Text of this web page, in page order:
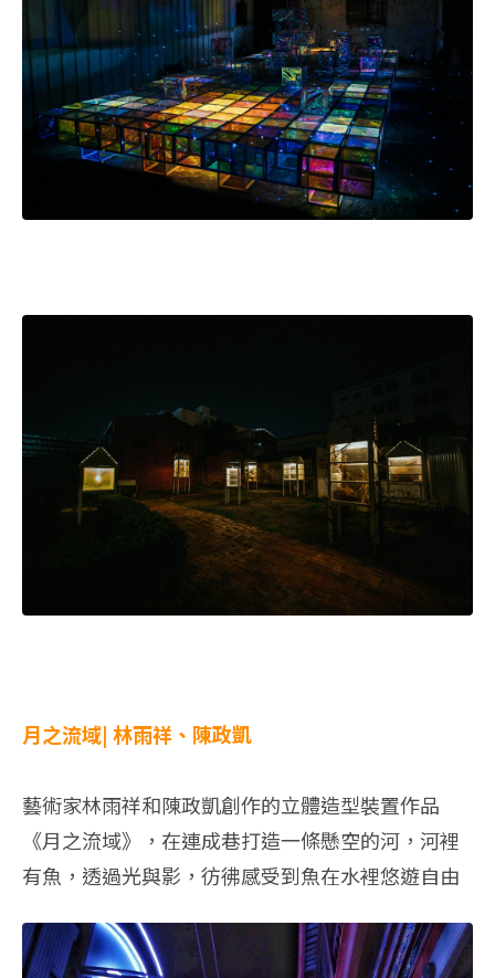
月之流域| 林雨祥、陳政凱
藝術家林雨祥和陳政凱創作的立體造型裝置作品
《月之流域》，在連成巷打造一條懸空的河，河裡
有魚，透過光與影，彷彿感受到魚在水裡悠遊自由